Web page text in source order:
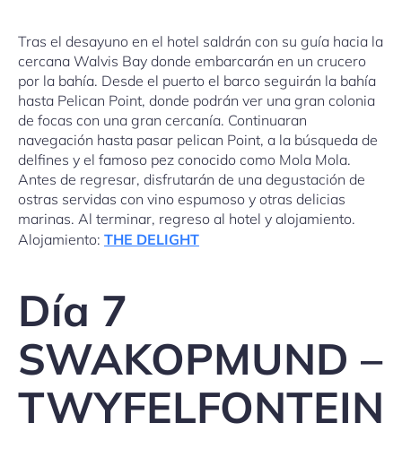
Tras el desayuno en el hotel saldrán con su guía hacia la
cercana Walvis Bay donde embarcarán en un crucero
por la bahía. Desde el puerto el barco seguirán la bahía
hasta Pelican Point, donde podrán ver una gran colonia
de focas con una gran cercanía. Continuaran
navegación hasta pasar pelican Point, a la búsqueda de
delfines y el famoso pez conocido como Mola Mola.
Antes de regresar, disfrutarán de una degustación de
ostras servidas con vino espumoso y otras delicias
marinas. Al terminar, regreso al hotel y alojamiento.
Alojamiento: THE DELIGHT
Día 7
SWAKOPMUND –
TWYFELFONTEIN